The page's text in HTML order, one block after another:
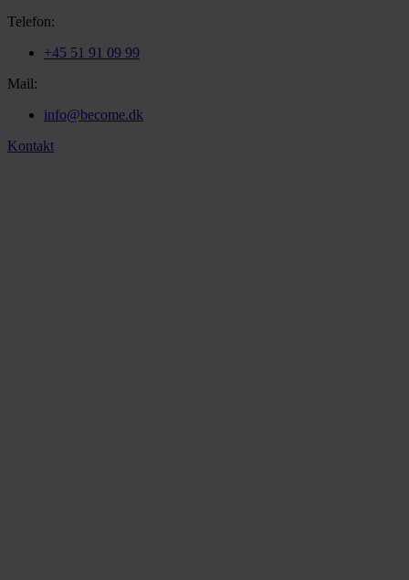
Telefon:
+45 51 91 09 99
Mail:
info@become.dk
Kontakt